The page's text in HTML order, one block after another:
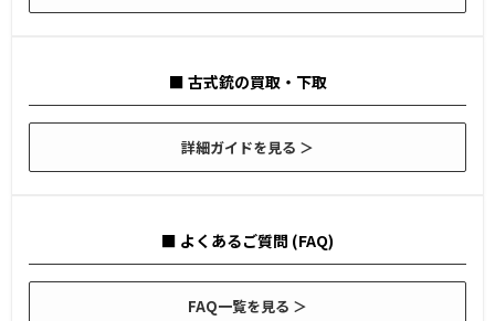
■ 古式銃の買取・下取
詳細ガイドを見る ＞
■ よくあるご質問 (FAQ)
FAQ一覧を見る ＞